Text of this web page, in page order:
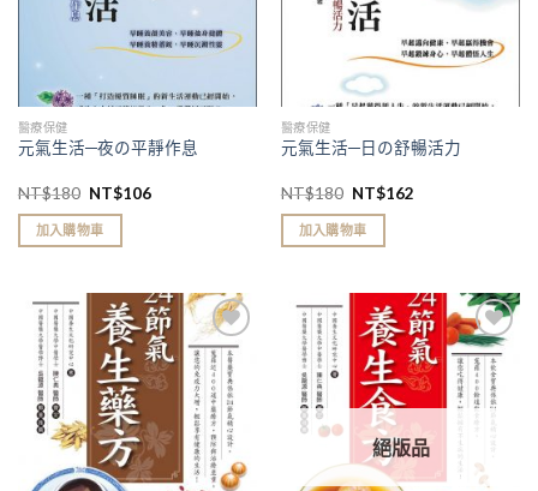
醫療保健
元氣生活─夜の平靜作息
NT$180 NT$106
加入購物車
醫療保健
元氣生活─日の舒暢活力
NT$180 NT$162
加入購物車
加入
「願
望清
單」
加入
「願
望清
單」
絕版品